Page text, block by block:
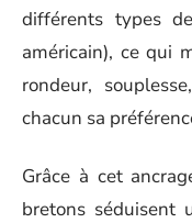
différents types
américain), ce qui
rondeur,
chacun sa
Grâce à cet
bretons séduisent